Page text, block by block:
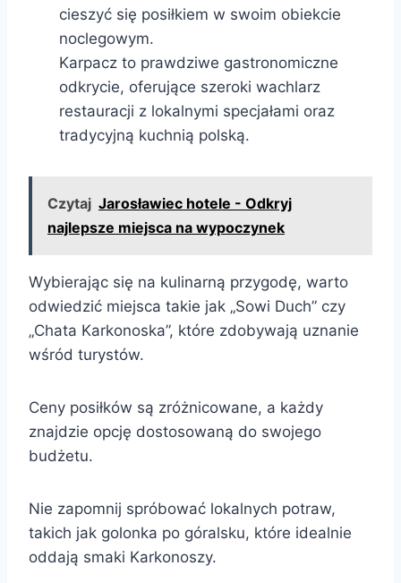
cieszyć się posiłkiem w swoim obiekcie
noclegowym.
Karpacz to prawdziwe gastronomiczne
odkrycie, oferujące szeroki wachlarz
restauracji z lokalnymi specjałami oraz
tradycyjną kuchnią polską.
Czytaj Jarosławiec hotele - Odkryj
najlepsze miejsca na wypoczynek
Wybierając się na kulinarną przygodę, warto
odwiedzić miejsca takie jak „Sowi Duch” czy
„Chata Karkonoska”, które zdobywają uznanie
wśród turystów.
Ceny posiłków są zróżnicowane, a każdy
znajdzie opcję dostosowaną do swojego
budżetu.
Nie zapomnij spróbować lokalnych potraw,
takich jak golonka po góralsku, które idealnie
oddają smaki Karkonoszy.